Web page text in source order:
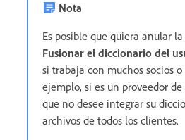
Nota
Es posible que quiera anular
Fusionar el diccionario del
si trabaja con muchos socios
ejemplo, si es un proveedor
que no desee integrar su
archivos de todos los clientes.